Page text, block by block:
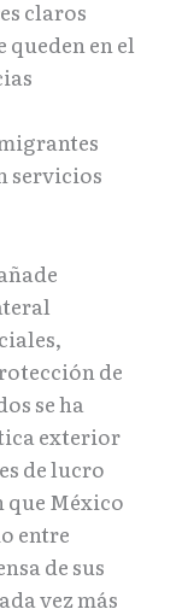
claros
queden en el
servicios
de
se ha
exterior
de lucro
que México
entre
de sus
vez más